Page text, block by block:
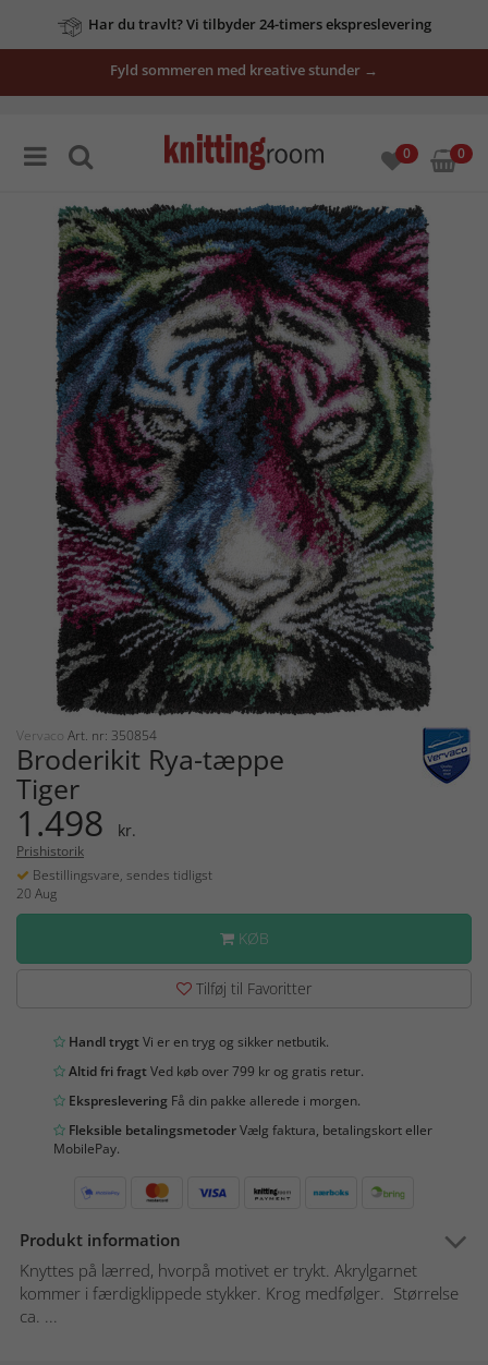
Har du travlt? Vi tilbyder 24-timers ekspreslevering
Fyld sommeren med kreative stunder →
0 0
Vervaco Art. nr: 350854
Broderikit Rya-tæppe
Tiger
1.498 kr.
Prishistorik
Bestillingsvare, sendes tidligst
20 Aug
KØB
Tilføj til Favoritter
Handl trygtVi er en tryg og sikker netbutik.
Altid fri fragtVed køb over 799 kr og gratis retur.
Ekspreslevering Få din pakke allerede i morgen.
Fleksible betalingsmetoderVælg faktura, betalingskort eller
MobilePay.
Produkt information
Knyttes på lærred, hvorpå motivet er trykt. Akrylgarnet
kommer i færdigklippede stykker. Krog medfølger. Størrelse
ca. ...